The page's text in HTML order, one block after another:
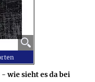
⚲
wie sieht es da bei